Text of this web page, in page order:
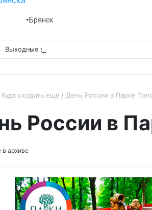
Брянск
Выходные в парке
Куда сходить ещё День России в Парке
России в
в архиве